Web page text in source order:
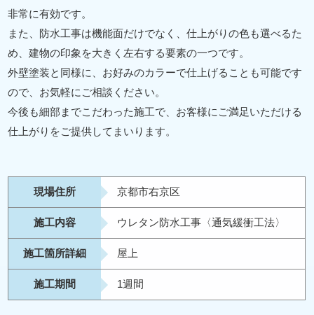
非常に有効です。
また、防水工事は機能面だけでなく、仕上がりの色も選べるた
め、建物の印象を大きく左右する要素の一つです。
外壁塗装と同様に、お好みのカラーで仕上げることも可能です
ので、お気軽にご相談ください。
今後も細部までこだわった施工で、お客様にご満足いただける
仕上がりをご提供してまいります。
現場住所 京都市右京区
施工内容 ウレタン防水工事〈通気緩衝工法〉
施工箇所詳細 屋上
施工期間 1週間